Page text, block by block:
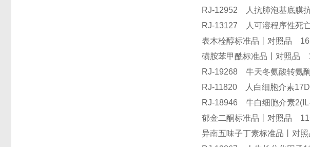
RJ-12952 人抗肺泡基底膜
RJ-13127 人可溶程序性死
表木栓醇标准品丨对照品
磺胺苯甲酰标准品丨对照
RJ-19268 牛天冬氨酸转氨
RJ-11820 人白细胞介素
RJ-18946 牛白细胞介素
郁金二酮标准品丨对照品
异南五味子丁素标准品丨